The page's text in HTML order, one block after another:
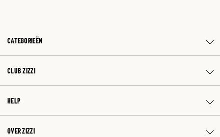
CATEGORIEËN
CLUB ZIZZI
HELP
OVER ZIZZI